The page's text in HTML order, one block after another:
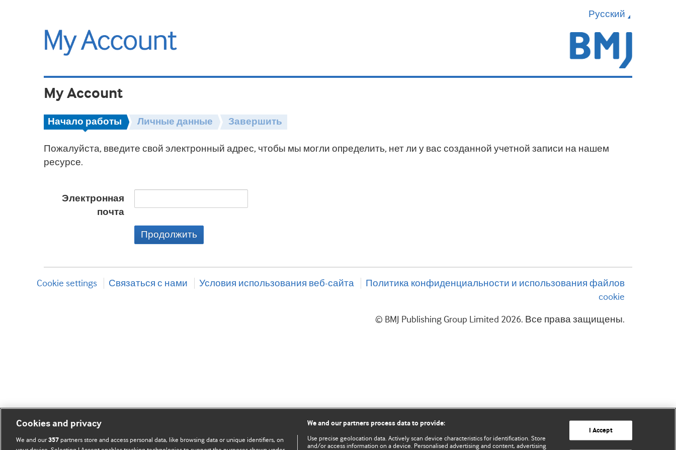
Русский
My Account
Начало работы Личные данные Завершить
Пожалуйста, введите свой электронный адрес, чтобы мы могли определить, нет ли у вас созданной учетной записи на нашем
ресурсе.
Электронная
почта
Продолжить
Cookie settings Связаться с нами Условия использования веб-сайта
Политика конфиденциальности и использования файлов
cookie
© BMJ Publishing Group Limited 2026. Все права защищены.
Cookies and privacy
We and our357 partners store and access personal data, like browsing data or unique identifiers, on
We and our partners process data to provide:
Use precise geolocation data. Actively scan device characteristics for identification. Store
and/or access information on a device. Personalised advertising and content, advertising
I Accept